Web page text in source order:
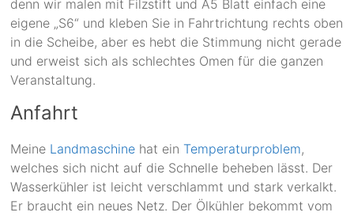
denn wir malen mit Filzstift und A5 Blatt einfach eine
eigene „S6“ und kleben Sie in Fahrtrichtung rechts oben
in die Scheibe, aber es hebt die Stimmung nicht gerade
und erweist sich als schlechtes Omen für die ganzen
Veranstaltung.
Anfahrt
Meine Landmaschine hat einTemperaturproblem,
welches sich nicht auf die Schnelle beheben lässt. Der
Wasserkühler ist leicht verschlammt und stark verkalkt.
Er braucht ein neues Netz. Der Ölkühler bekommt vom